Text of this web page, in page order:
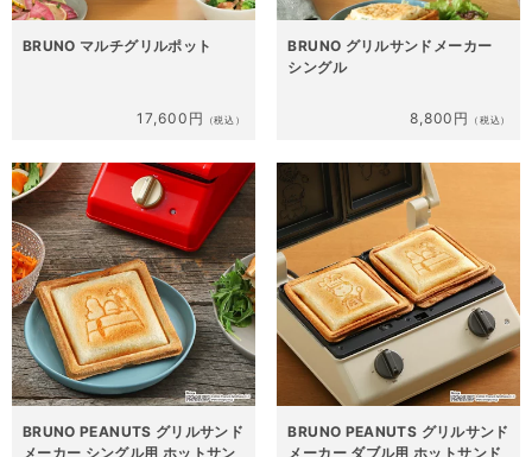
BRUNO マルチグリルポット
17,600円 （税込）
BRUNO グリルサンドメーカー
シングル
8,800円 （税込）
BRUNO PEANUTS グリルサンド
メーカー シングル用 ホットサン
BRUNO PEANUTS グリルサンド
メーカー ダブル用 ホットサンド